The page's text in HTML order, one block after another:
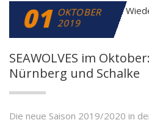
01 OKTOBER
2019
SEAWOLVES im
Nürnberg und Schalke
Die neue Saison 2019/2020 in